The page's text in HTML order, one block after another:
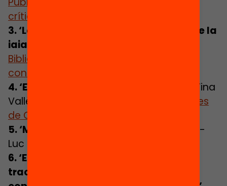
crítica
3. ‘La meravellosa i horripilant casa de la
iaia’
Biblioteques Públiques de Catalunya
consulta’n la crítica
4. ‘Els pòstits del senyor Nohisoc’
, de Tina
Vallès.
Troba’l a les Biblioteques Públiques
de Catalunya
5. ‘MissCat: el cas del canari’
, de Jean-
Luc Fromental.
6. ‘El llibre de David Colom sobre com
tractar amb els gats malvats i